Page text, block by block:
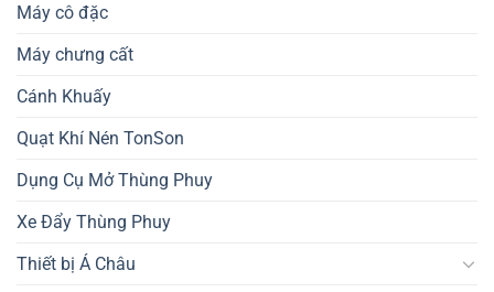
Máy cô đặc
Máy chưng cất
Cánh Khuấy
Quạt Khí Nén TonSon
Dụng Cụ Mở Thùng Phuy
Xe Đẩy Thùng Phuy
Thiết bị Á Châu